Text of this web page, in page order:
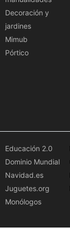
Decoración y
jardines
Mimub
Pórtico
Educación 2.0
Dominio Mundial
Navidad.es
Juguetes.org
Monólogos